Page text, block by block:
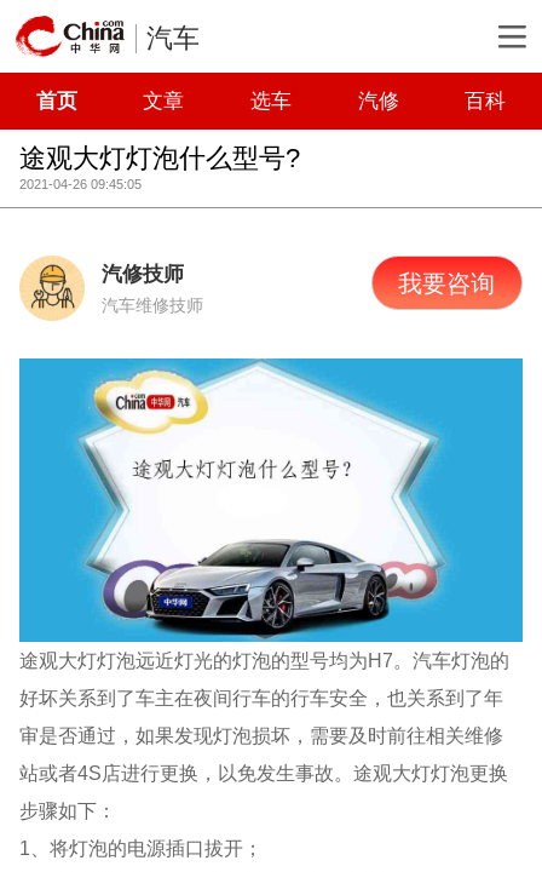
汽车
首页 文章 选车 汽修 百科
途观大灯灯泡什么型号?
2021-04-26 09:45:05
汽修技师
汽车维修技师
我要咨询
途观大灯灯泡远近灯光的灯泡的型号均为H7。汽车灯泡的
好坏关系到了车主在夜间行车的行车安全，也关系到了年
审是否通过，如果发现灯泡损坏，需要及时前往相关维修
站或者4S店进行更换，以免发生事故。途观大灯灯泡更换
步骤如下：
1、将灯泡的电源插口拔开；